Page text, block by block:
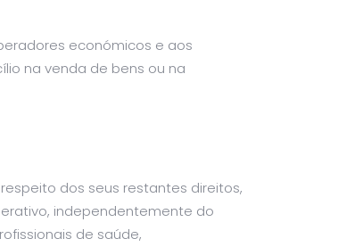
económicos e aos
na venda de bens ou na
dos seus restantes direitos,
independentemente do
de saúde,